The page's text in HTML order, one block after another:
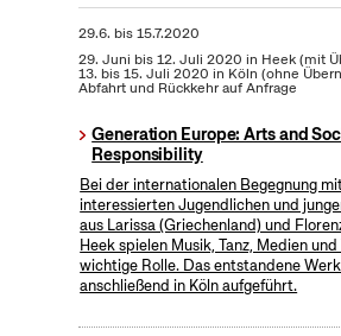
29.6. bis15.7.2020
29. Juni bis 12. Juli 2020 in Heek (mit
13. bis 15. Juli 2020 in Köln (ohne
Abfahrt und Rückkehr auf Anfrage
Generation Europe: Arts and
Responsibility
Bei der internationalen Begegnung
interessierten Jugendlichen und
aus Larissa (Griechenland) und
Heek spielen Musik, Tanz, Medien
wichtige Rolle. Das entstandene
anschließend in Köln aufgeführt.